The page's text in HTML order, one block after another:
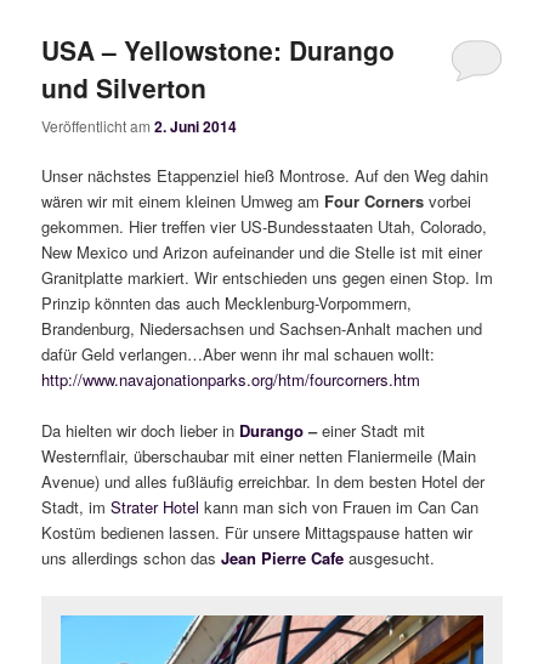
USA – Yellowstone: Durango
und Silverton
Veröffentlicht am2. Juni 2014
Unser nächstes Etappenziel hieß Montrose. Auf den Weg dahin
wären wir mit einem kleinen Umweg am Four Corners vorbei
gekommen. Hier treffen vier US-Bundesstaaten Utah, Colorado,
New Mexico und Arizon aufeinander und die Stelle ist mit einer
Granitplatte markiert. Wir entschieden uns gegen einen Stop. Im
Prinzip könnten das auch Mecklenburg-Vorpommern,
Brandenburg, Niedersachsen und Sachsen-Anhalt machen und
dafür Geld verlangen…Aber wenn ihr mal schauen wollt:
http://www.navajonationparks.org/htm/fourcorners.htm
Da hielten wir doch lieber in Durango–einer Stadt mit
Westernflair, überschaubar mit einer netten Flaniermeile (Main
Avenue) und alles fußläufig erreichbar. In dem besten Hotel der
Stadt, imStrater Hotel kann man sich von Frauen im Can Can
Kostüm bedienen lassen. Für unsere Mittagspause hatten wir
uns allerdings schon dasJean Pierre Cafe ausgesucht.